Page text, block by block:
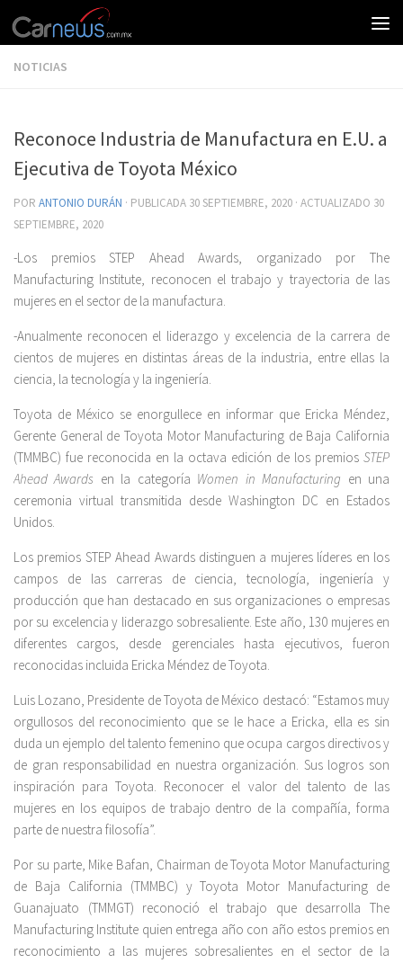
NOTICIAS
Reconoce Industria de Manufactura en E.U. a
Ejecutiva de Toyota México
POR ANTONIO DURÁN · PUBLICADA 30 SEPTIEMBRE, 2020 · ACTUALIZADO 30
SEPTIEMBRE, 2020
-Los premios STEP Ahead Awards, organizado por The
Manufacturing Institute, reconocen el trabajo y trayectoria de las
mujeres en el sector de la manufactura.
-Anualmente reconocen el liderazgo y excelencia de la carrera de
cientos de mujeres en distintas áreas de la industria, entre ellas la
ciencia, la tecnología y la ingeniería.
Toyota de México se enorgullece en informar que Ericka Méndez,
Gerente General de Toyota Motor Manufacturing de Baja California
(TMMBC) fue reconocida en la octava edición de los premios STEP
Ahead Awards en la categoría Women in Manufacturing en una
ceremonia virtual transmitida desde Washington DC en Estados
Unidos.
Los premios STEP Ahead Awards distinguen a mujeres líderes en los
campos de las carreras de ciencia, tecnología, ingeniería y
producción que han destacado en sus organizaciones o empresas
por su excelencia y liderazgo sobresaliente. Este año, 130 mujeres en
diferentes cargos, desde gerenciales hasta ejecutivos, fueron
reconocidas incluida Ericka Méndez de Toyota.
Luis Lozano, Presidente de Toyota de México destacó: “Estamos muy
orgullosos del reconocimiento que se le hace a Ericka, ella es sin
duda un ejemplo del talento femenino que ocupa cargos directivos y
de gran responsabilidad en nuestra organización. Sus logros son
inspiración para Toyota. Reconocer el valor del talento de las
mujeres en los equipos de trabajo dentro de la compañía, forma
parte de nuestra filosofía”.
Por su parte, Mike Bafan, Chairman de Toyota Motor Manufacturing
de Baja California (TMMBC) y Toyota Motor Manufacturing de
Guanajuato (TMMGT) reconoció el trabajo que desarrolla The
Manufacturing Institute quien entrega año con año estos premios en
reconocimiento a las mujeres sobresalientes en el sector de la